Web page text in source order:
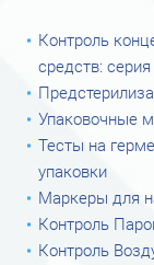
Контроль
средств:
Упаковочные
Тесты на
упаковки
Маркеры для
Контроль
Контроль